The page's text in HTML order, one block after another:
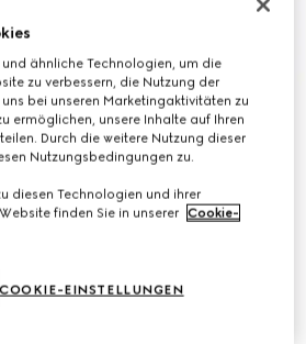
ähnliche Technologien, um die
zu verbessern, die Nutzung der
bei unseren Marketingaktivitäten zu
ermöglichen, unsere Inhalte auf Ihren
Durch die weitere Nutzung dieser
Nutzungsbedingungen zu.
diesen Technologien und ihrer
finden Sie in unserer Cookie-
COOKIE-EINSTELLUNGEN